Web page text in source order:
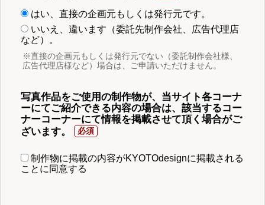
はい、直接の企画元もしくは発行元です。
いいえ、違います（委託先制作会社、広告代理店
など）。
※直接の企画元もしくは発行元でない（委託制作会社様、
広告代理店様など）場合は、ご申請いただけません。
写真作品をご使用の制作物が、当サイト各コーナ
ーにてご紹介できる内容の場合は、該当するコー
ナーコーナーにて情報を掲載させて頂く場合がご
ざいます。
制作物に掲載の内容がKYOTOdesignに掲載される
ことに同意する